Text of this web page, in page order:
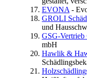
EVONA -
GROLI
und
GSG-Vertrieb
mbH
Hawlik &